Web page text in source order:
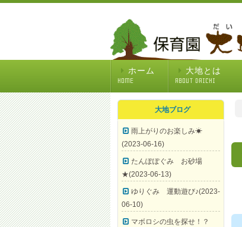
ホーム
HOME
大地とは
ABOUT DAICHI
大地ブログ
雨上がりのお楽しみ☀
(2023-06-16)
たんぽぽぐみ お砂場
★(2023-06-13)
ゆりぐみ 運動遊び♪(2023-
06-10)
マボロシの虫を探せ！？